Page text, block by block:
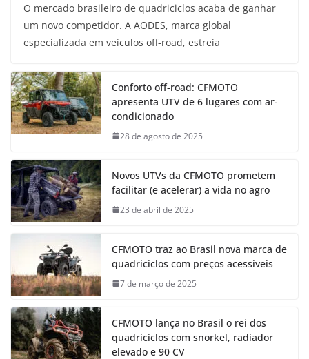
O mercado brasileiro de quadriciclos acaba de ganhar
um novo competidor. A AODES, marca global
especializada em veículos off-road, estreia
Conforto off-road: CFMOTO
apresenta UTV de 6 lugares com ar-
condicionado
28 de agosto de 2025
Novos UTVs da CFMOTO prometem
facilitar (e acelerar) a vida no agro
23 de abril de 2025
CFMOTO traz ao Brasil nova marca de
quadriciclos com preços acessíveis
7 de março de 2025
CFMOTO lança no Brasil o rei dos
quadriciclos com snorkel, radiador
elevado e 90 CV